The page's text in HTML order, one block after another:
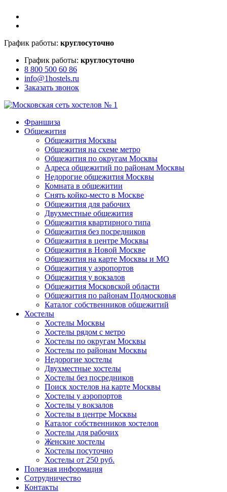
График работы: круглосуточно
График работы: круглосуточно
8 800 500 60 86
info@1hostels.ru
Заказать звонок
Франшиза
Общежития
Общежития Москвы
Общежития на схеме метро
Общежития по округам Москвы
Адреса общежитий по районам Москвы
Недорогие общежития Москвы
Комната в общежитии
Снять койко-место в Москве
Общежития для рабочих
Двухместные общежития
Общежития квартирного типа
Общежития без посредников
Общежития в центре Москвы
Общежития в Новой Москве
Общежития на карте Москвы и МО
Общежития у аэропортов
Общежития у вокзалов
Общежития Московской области
Общежития по районам Подмосковья
Каталог собственников общежитий
Хостелы
Хостелы Москвы
Хостелы рядом с метро
Хостелы по округам Москвы
Хостелы по районам Москвы
Недорогие хостелы
Двухместные хостелы
Хостелы без посредников
Поиск хостелов на карте Москвы
Хостелы у аэропортов
Хостелы у вокзалов
Хостелы в центре Москвы
Каталог собственников хостелов
Хостелы для рабочих
Женские хостелы
Хостелы посуточно
Хостелы от 250 руб.
Полезная информация
Сотрудничество
Контакты